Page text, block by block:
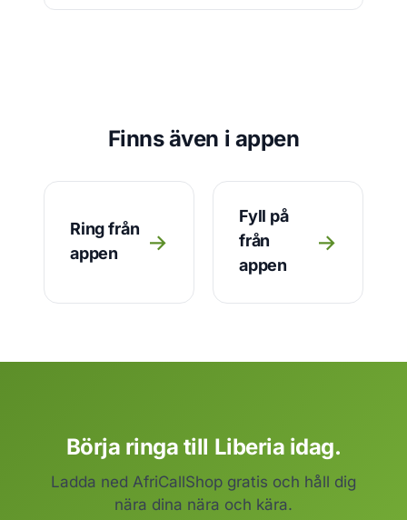
Finns även i appen
Ring från
appen
→
Fyll på
från
appen
→
Börja ringa till Liberia idag.
Ladda ned AfriCallShop gratis och håll dig
nära dina nära och kära.